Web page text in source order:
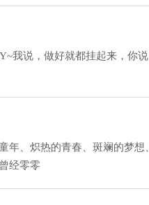
我说，做好就都挂起来，你
、炽热的青春、斑斓的梦
经零零